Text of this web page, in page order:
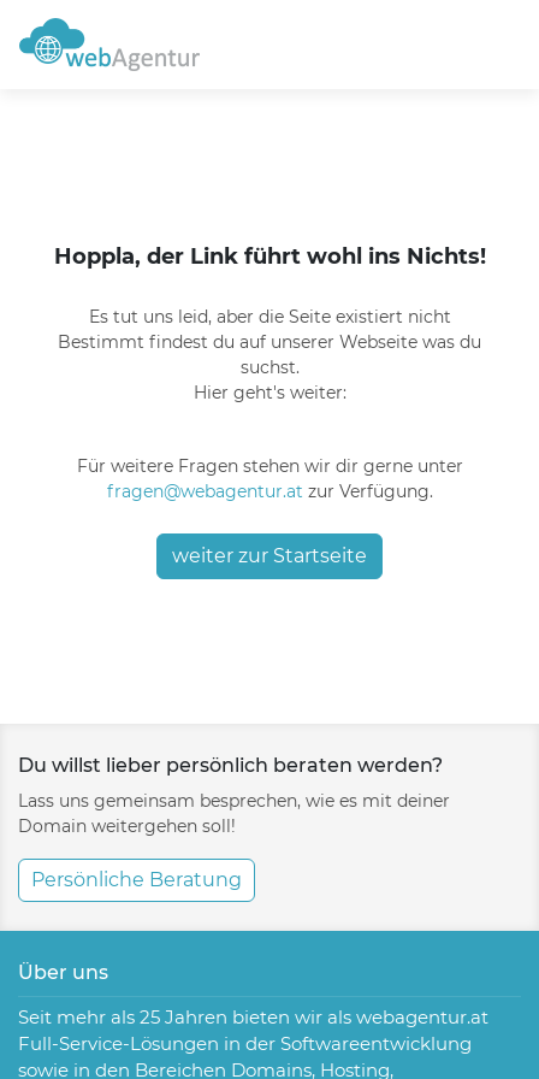
Hoppla, der Link führt wohl ins Nichts!
Es tut uns leid, aber die Seite existiert nicht
Bestimmt findest du auf unserer Webseite was du
suchst.
Hier geht's weiter:
Für weitere Fragen stehen wir dir gerne unter
fragen@webagentur.at zur Verfügung.
weiter zur Startseite
Du willst lieber persönlich beraten werden?
Lass uns gemeinsam besprechen, wie es mit deiner
Domain weitergehen soll!
Persönliche Beratung
Über uns
Seit mehr als 25 Jahren bieten wir als webagentur.at
Full-Service-Lösungen in der Softwareentwicklung
sowie in den Bereichen Domains, Hosting,